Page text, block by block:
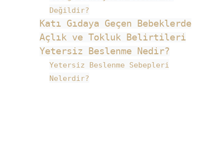
Değildir?
Katı Gıdaya Geçen Bebeklerde
Açlık ve Tokluk Belirtileri
Yetersiz Beslenme Nedir?
Yetersiz Beslenme Sebepleri
Nelerdir?